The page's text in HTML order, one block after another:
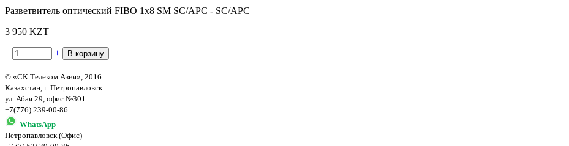
Разветвитель оптический FIBO 1х8 SM SC/APC - SC/APC
3 950 KZT
– +
© «СК Телеком Азия», 2016
Казахстан, г. Петропавловск
ул. Абая 29, офис №301
+7(776) 239-00-86
WhatsApp
Петропавловск (Офис)